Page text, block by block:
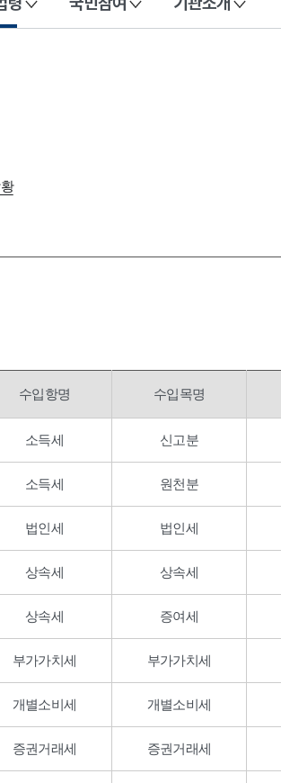
수입항명 수입목명
소득세 신고분
소득세 원천분
법인세 법인세
상속세 상속세
상속세 증여세
부가가치세 부가가치세
개별소비세 개별소비세
증권거래세 증권거래세